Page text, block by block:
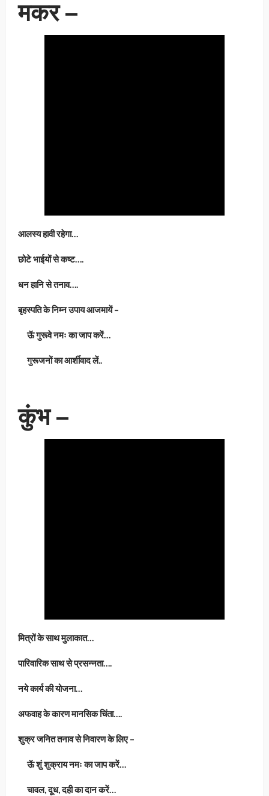
मकर –
आलस्य हावी रहेगा…
छोटे भाईयों से कष्ट….
धन हानि से तनाव….
बृहस्पति के निम्न उपाय आजमायें –
ऊॅ गुरूवे नमः का जाप करें…
गुरूजनों का आर्शीवाद लें..
कुंभ –
मित्रों के साथ मुलाकात…
पारिवारिक साथ से प्रसन्नता….
नये कार्य की योजना…
अफवाह के कारण मानसिक चिंता….
शुक्र जनित तनाव से निवारण के लिए –
ऊॅ शुं शुक्राय नमः का जाप करें…
चावल, दूध, दही का दान करें…